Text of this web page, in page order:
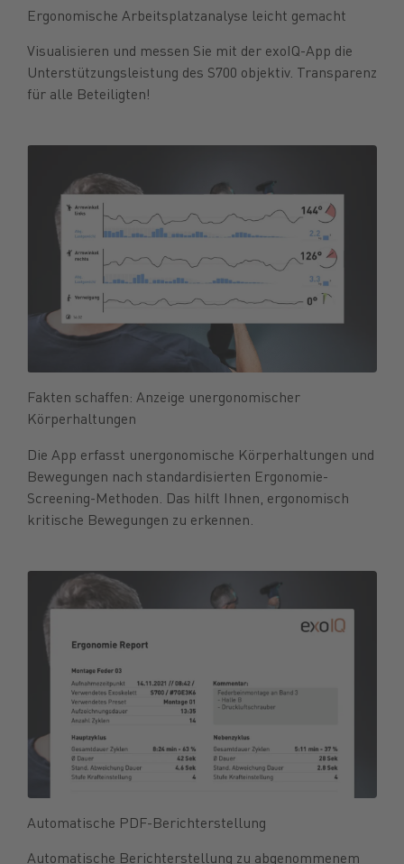
Ergonomische Arbeitsplatzanalyse leicht gemacht
Visualisieren und messen Sie mit der exoIQ-App die
Unterstützungsleistung des S700 objektiv. Transparenz
für alle Beteiligten!
Fakten schaffen: Anzeige unergonomischer
Körperhaltungen
Die App erfasst unergonomische Körperhaltungen und
Bewegungen nach standardisierten Ergonomie-
Screening-Methoden. Das hilft Ihnen, ergonomisch
kritische Bewegungen zu erkennen.
Automatische PDF-Berichterstellung
Automatische Berichterstellung zu abgenommenem